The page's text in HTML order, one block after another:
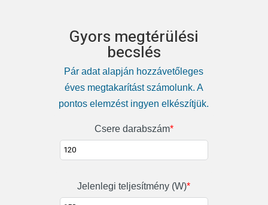
Gyors megtérülési
becslés
Pár adat alapján hozzávetőleges
éves megtakarítást számolunk. A
pontos elemzést ingyen elkészítjük.
Csere darabszám*
Jelenlegi teljesítmény (W)*